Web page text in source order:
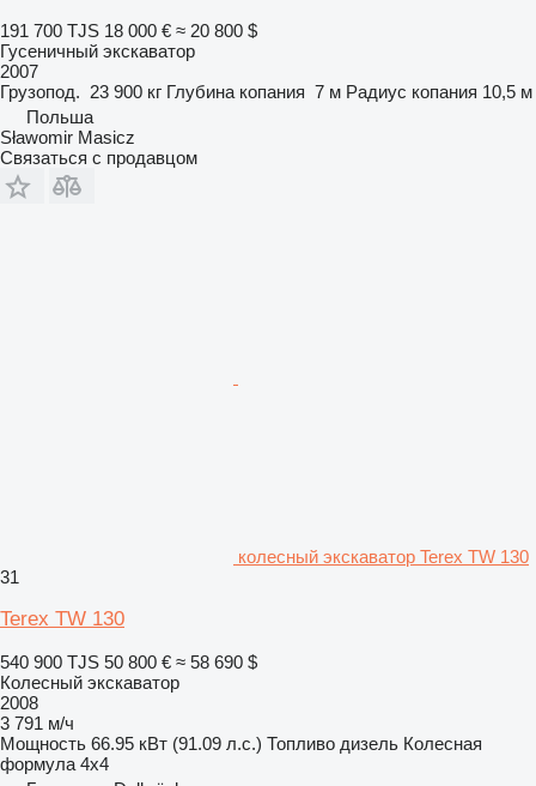
191 700 TJS 18 000 € ≈ 20 800 $
Гусеничный экскаватор
2007
Грузопод. 23 900 кг Глубина копания 7 м Радиус копания 10,5 м
Польша
Sławomir Masicz
Связаться с продавцом
колесный экскаватор Terex TW 130
31
Terex TW 130
540 900 TJS 50 800 € ≈ 58 690 $
Колесный экскаватор
2008
3 791 м/ч
Мощность 66.95 кВт (91.09 л.с.) Топливо дизель Колесная
формула 4x4